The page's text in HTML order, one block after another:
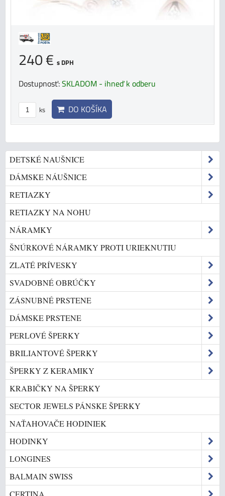
240 € s DPH
Dostupnosť:SKLADOM - ihneď k odberu
ks DO KOŠÍKA
DETSKÉ NAUŠNICE
DÁMSKE NÁUŠNICE
RETIAZKY
RETIAZKY NA NOHU
NÁRAMKY
ŠNÚRKOVÉ NÁRAMKY PROTI URIEKNUTIU
ZLATÉ PRÍVESKY
SVADOBNÉ OBRÚČKY
ZÁSNUBNÉ PRSTENE
DÁMSKE PRSTENE
PERLOVÉ ŠPERKY
BRILIANTOVÉ ŠPERKY
ŠPERKY Z KERAMIKY
KRABIČKY NA ŠPERKY
SECTOR JEWELS PÁNSKE ŠPERKY
NAŤAHOVAČE HODINIEK
HODINKY
LONGINES
BALMAIN SWISS
CERTINA